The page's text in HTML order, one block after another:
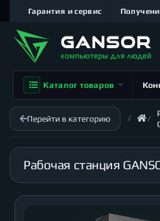
Гарантия и сервис
Каталог товаров
Перейти в категорию